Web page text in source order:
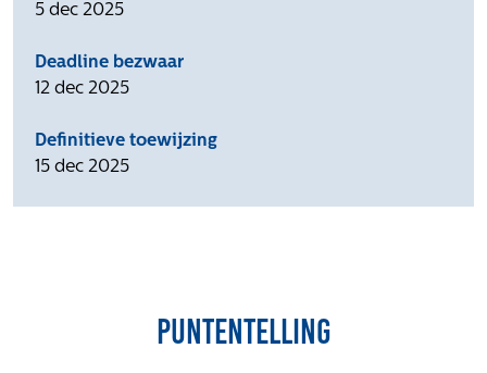
5 dec 2025
Deadline bezwaar
12 dec 2025
Definitieve toewijzing
15 dec 2025
Puntentelling